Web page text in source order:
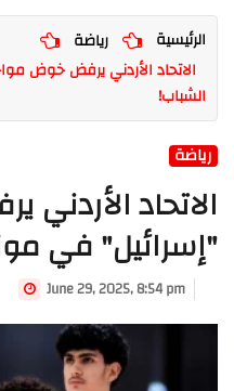
الرئيسية
رياضة
الاتحاد الأردني يرفض خوض
الشباب!
رياضة
الاتحاد
"إسرائيل" في
June 29, 2025, 8:54 pm